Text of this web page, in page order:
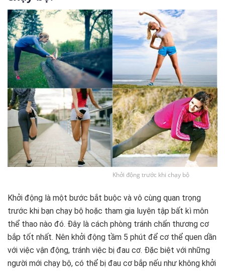
Khởi động trước khi chạy bộ
Khởi động là một bước bắt buộc và vô cùng quan trọng
trước khi bạn chạy bộ hoặc tham gia luyện tập bất kì môn
thể thao nào đó. Đây là cách phòng tránh chấn thương cơ
bắp tốt nhất. Nên khởi động tầm 5 phút để cơ thể quen dần
với việc vận động, tránh việc bị đau cơ. Đặc biệt với những
người mới chạy bộ, có thể bị đau cơ bắp nếu như không khởi